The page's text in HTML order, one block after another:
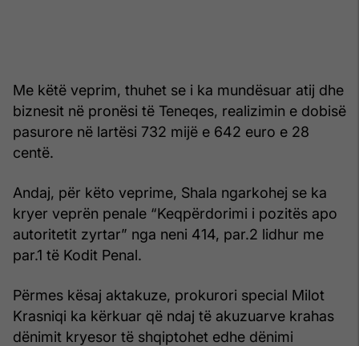
Me këtë veprim, thuhet se i ka mundësuar atij dhe
biznesit në pronësi të Teneqes, realizimin e dobisë
pasurore në lartësi 732 mijë e 642 euro e 28
centë.
Andaj, për këto veprime, Shala ngarkohej se ka
kryer veprën penale “Keqpërdorimi i pozitës apo
autoritetit zyrtar” nga neni 414, par.2 lidhur me
par.1 të Kodit Penal.
Përmes kësaj aktakuze, prokurori special Milot
Krasniqi ka kërkuar që ndaj të akuzuarve krahas
dënimit kryesor të shqiptohet edhe dënimi